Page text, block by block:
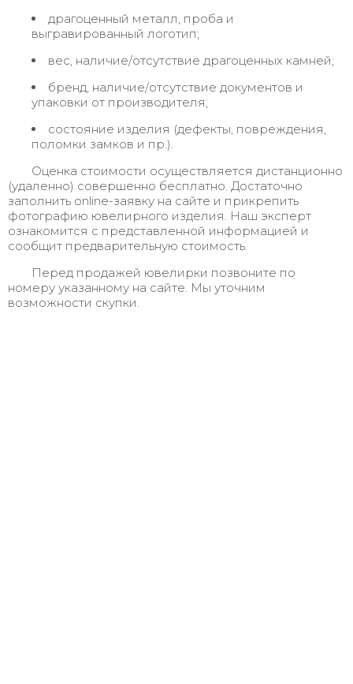
драгоценный металл, проба и
выгравированный логотип;
вес, наличие/отсутствие драгоценных камней;
бренд, наличие/отсутствие документов и
упаковки от производителя;
состояние изделия (дефекты, повреждения,
поломки замков и пр.).
Оценка стоимости осуществляется дистанционно
(удаленно) совершенно бесплатно. Достаточно
заполнить online-заявку на сайте и прикрепить
фотографию ювелирного изделия. Наш эксперт
ознакомится с представленной информацией и
сообщит предварительную стоимость.
Перед продажей ювелирки позвоните по
номеру указанному на сайте. Мы уточним
возможности скупки.